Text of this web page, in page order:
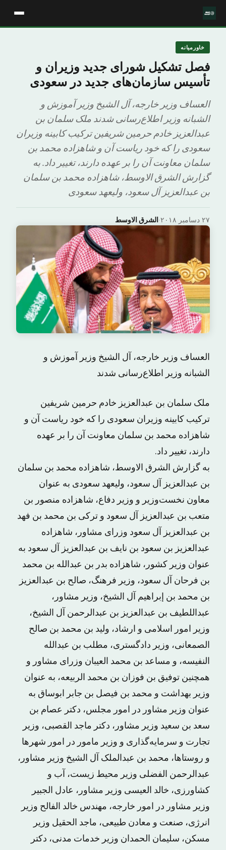
خاورمیانه
فصل تشکیل شورای جدید وزیران و
تأسیس سازمان‌های جدید در سعودی
العساف وزیر خارجه، آل الشیخ وزیر آموزش و
الشبانه وزیر اطلاع‌رسانی شدند ملک سلمان بن
عبدالعزیز خادم حرمین شریفین ترکیب کابینه وزیران
سعودی را که خود ریاست آن و شاهزاده محمد بن
سلمان معاونت آن را بر عهده دارند، تغییر داد. به
گزارش الشرق الاوسط، شاهزاده محمد بن سلمان
بن عبدالعزیز آل سعود، ولیعهد سعودی
الشرق الاوسط· ۲۷ دسامبر ۲۰۱۸
العساف وزیر خارجه، آل الشیخ وزیر آموزش و
الشبانه وزیر اطلاع‌رسانی شدند
ملک سلمان بن عبدالعزیز خادم حرمین شریفین
ترکیب کابینه وزیران سعودی را که خود ریاست آن و
شاهزاده محمد بن سلمان معاونت آن را بر عهده
دارند، تغییر داد.
به گزارش الشرق الاوسط، شاهزاده محمد بن سلمان
بن عبدالعزیز آل سعود، ولیعهد سعودی به عنوان
معاون نخست‌وزیر و وزیر دفاع، شاهزاده منصور بن
متعب بن عبدالعزیز آل سعود و ترکی بن محمد بن فهد
بن عبدالعزیز آل سعود وزرای مشاور، شاهزاده
عبدالعزیز بن سعود بن نایف بن عبدالعزیز آل سعود به
عنوان وزیر کشور، شاهزاده بدر بن عبدالله بن محمد
بن فرحان آل سعود، وزیر فرهنگ، صالح بن عبدالعزیز
بن محمد بن إبراهیم آل الشیخ، وزیر مشاور،
عبداللطیف بن عبدالعزیز بن عبدالرحمن آل الشیخ،
وزیر امور اسلامی و ارشاد، ولید بن محمد بن صالح
الصمعانی، وزیر دادگستری، مطلب بن عبدالله
النفیسه، و مساعد بن محمد العیبان وزرای مشاور و
همچنین توفیق بن فوزان بن محمد الربیعه، به عنوان
وزیر بهداشت و محمد بن فیصل بن جابر ابوساق به
عنوان وزیر مشاور در امور مجلس، دکتر عصام بن
سعد بن سعید وزیر مشاور، دکتر ماجد القصبی، وزیر
تجارت و سرمایه‌گذاری و وزیر مامور در امور شهرها
و روستاها، محمد بن عبدالملک آل الشیخ وزیر مشاور،
عبدالرحمن الفضلی وزیر محیط زیست، آب و
کشاورزی، خالد العیسی وزیر مشاور، عادل الجبیر
وزیر مشاور در امور خارجه، مهندس خالد الفالح وزیر
انرژی، صنعت و معادن طبیعی، ماجد الحقیل وزیر
مسکن، سلیمان الحمدان وزیر خدمات مدنی، دکتر